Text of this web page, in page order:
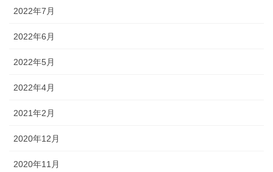
2022年7月
2022年6月
2022年5月
2022年4月
2021年2月
2020年12月
2020年11月